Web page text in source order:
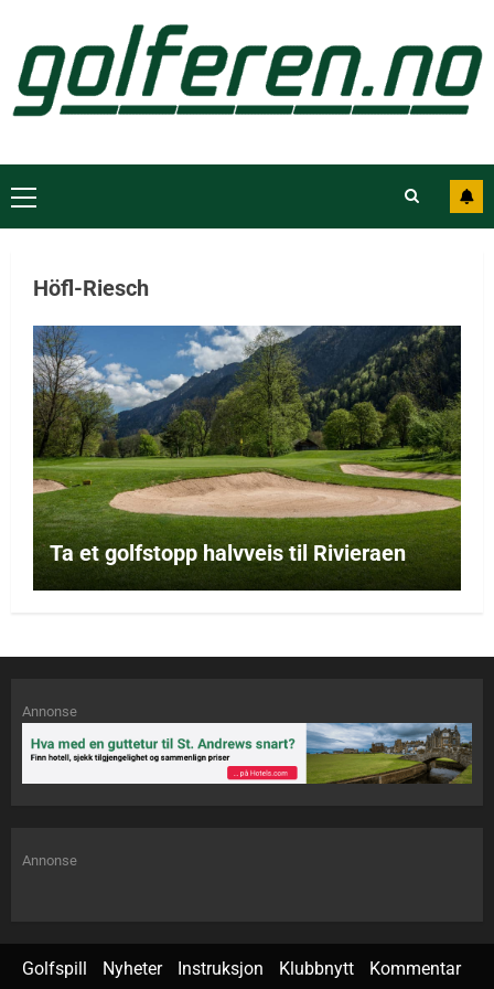
Höfl-Riesch
Ta et golfstopp halvveis til Rivieraen
Annonse
Annonse
Golfspill Nyheter Instruksjon Klubbnytt
Kommentar